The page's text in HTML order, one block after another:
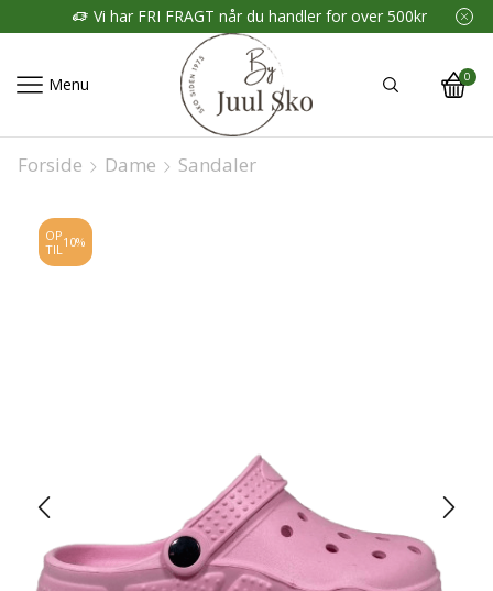
Vi har FRI FRAGT når du handler for over 500kr
Menu 0
Forside Dame Sandaler
OP
TIL 10%